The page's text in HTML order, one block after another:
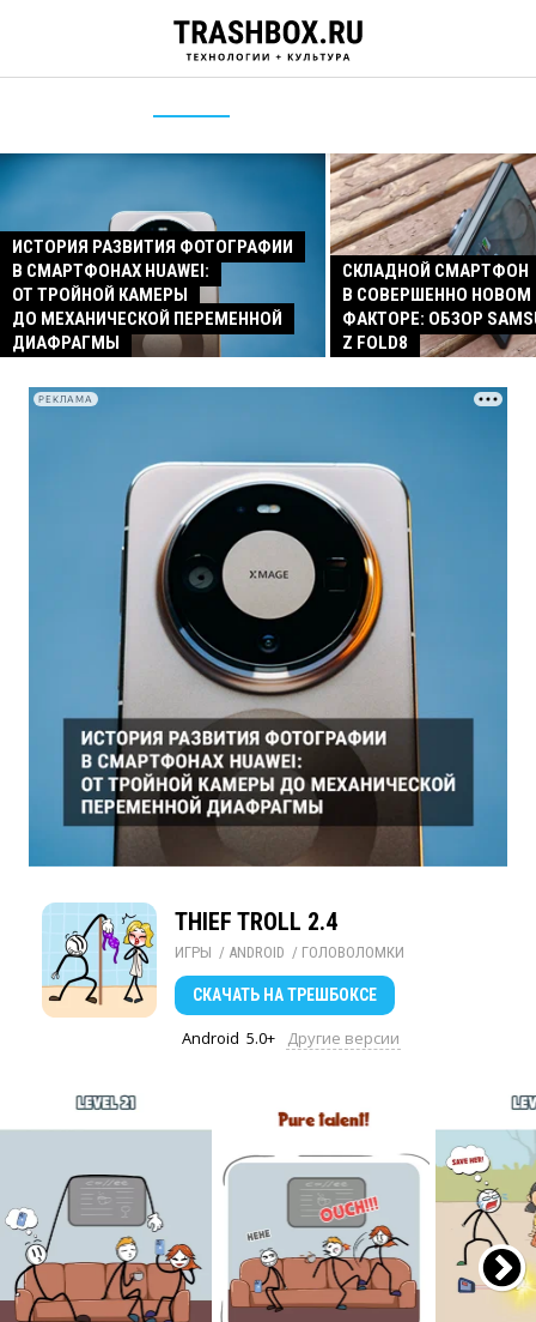
ИСТОРИЯ РАЗВИТИЯ ФОТОГРАФИИ
В СМАРТФОНАХ HUAWEI:
ОТ ТРОЙНОЙ КАМЕРЫ
ДО МЕХАНИЧЕСКОЙ ПЕРЕМЕННОЙ
ДИАФРАГМЫ
СКЛАДНОЙ СМАРТФОН
В СОВЕРШЕННО
ФАКТОРЕ: ОБЗОР
Z FOLD8
РЕКЛАМА
THIEF TROLL 2.4
ИГРЫ / ANDROID / ГОЛОВОЛОМКИ
СКАЧАТЬ НА ТРЕШБОКСЕ
Android 5.0+ Другие версии